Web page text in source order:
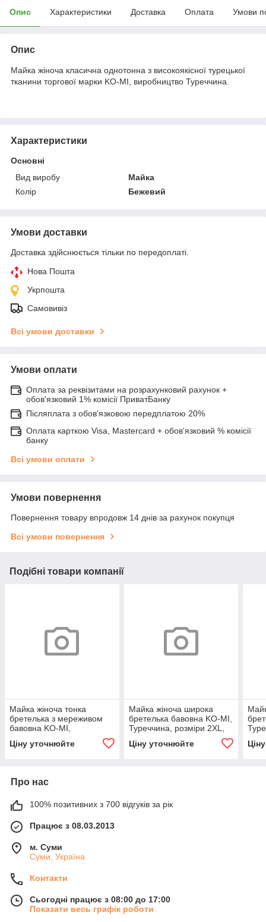
Опис Характеристики Доставка Оплата Умови
Опис
Майка жіноча класична однотонна з високоякісної турецької
тканини торгової марки KO-MI, виробництво Туреччина.
Характеристики
Основні
Вид виробу
Майка
Колір
Бежевий
Умови доставки
Доставка здійснюється тільки по передоплаті.
Нова Пошта
Укрпошта
Самовивіз
Всі умови доставки
Умови оплати
Оплата за реквізитами на розрахунковий рахунок +
обов'язковий 1% комісії ПриватБанку
Післяплата з обов'язковою передплатою 20%
Оплата карткою Visa, Mastercard + обов'язковий % комісії
банку
Всі умови оплати
Умови повернення
Повернення товару впродовж 14 днів за рахунок покупця
Всі умови повернення
Подібні товари компанії
Майка жіноча тонка
бретелька з мереживом
бавовна KO-MI,
бежева, 08028
Ціну уточнюйте
Майка жіноча широка
бретелька бавовна KO-MI,
Туреччина, розміри 2XL,
Ціну уточнюйте
Про нас
100% позитивних з 700 відгуків за рік
Працює з 08.03.2013
м. Суми
Суми, Україна
Контакти
Сьогодні працює з 08:00 до 17:00
Показати весь графік роботи